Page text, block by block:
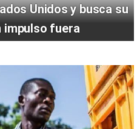
Unidos y busca su
impulso fuera